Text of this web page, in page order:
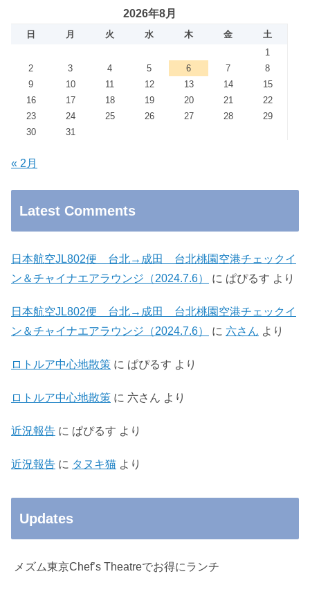
2026年8月
日 月 火 水 木 金
土
1
2
3 4 5 6 7
8
9
10 11 12 13 14
15
16
17 18 19 20 21
22
23
24 25 26 27 28
29
30
31
« 2月
Latest Comments
日本航空JL802便 台北→成田 台北桃園空港チェックイ
ン＆チャイナエアラウンジ（2024.7.6）
に ぱぴるす より
日本航空JL802便 台北→成田 台北桃園空港チェックイ
ン＆チャイナエアラウンジ（2024.7.6）
に 六さん より
ロトルア中心地散策 に ぱぴるす より
ロトルア中心地散策 に 六さん より
近況報告 に ぱぴるす より
近況報告 に タヌキ猫 より
Updates
メズム東京Chef’s Theatreでお得にランチ